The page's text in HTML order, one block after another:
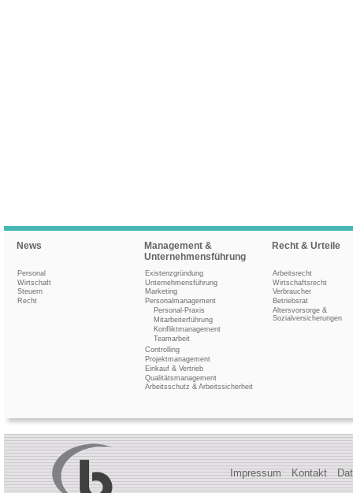
News
Personal
Wirtschaft
Steuern
Recht
Management &
Unternehmensführung
Existenzgründung
Unternehmensführung
Marketing
Personalmanagement
Personal-Praxis
Mitarbeiterführung
Konfliktmanagement
Teamarbeit
Controlling
Projektmanagement
Einkauf & Vertrieb
Qualitätsmanagement
Arbeitsschutz & Arbeitssicherheit
Recht & Urteile
Arbeitsrecht
Wirtschaftsrecht
Verbraucher
Betriebsrat
Altersvorsorge &
Sozialversicherungen
Impressum Kontakt